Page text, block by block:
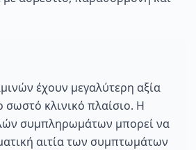
έχουν μεγαλύτερη αξία
σωστό κλινικό πλαίσιο. Η
συμπληρωμάτων μπορεί να
αιτία των συμπτωμάτων